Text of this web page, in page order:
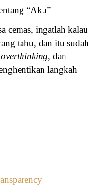
“Aku”
cemas, ingatlah kalau
tahu, dan itu sudah
overthinking, dan
langkah